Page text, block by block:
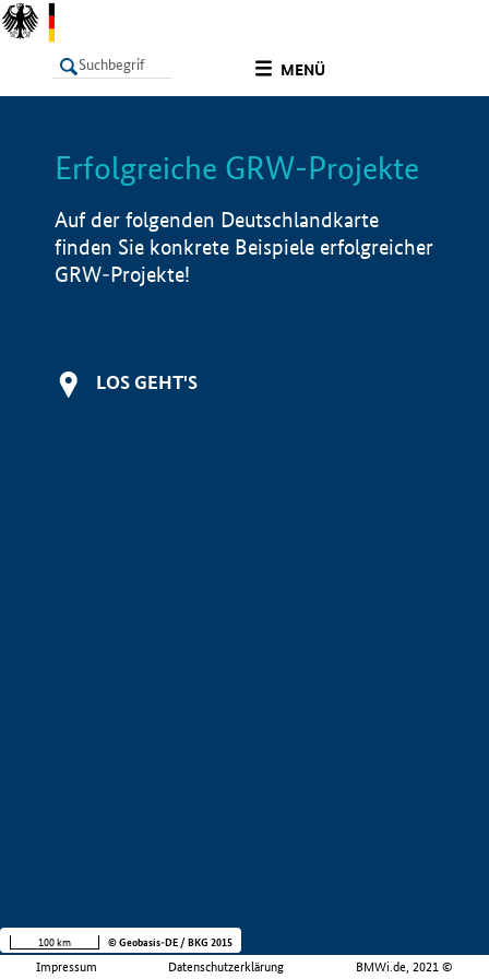
MENÜ
LISTE Info
Erfolgreiche GRW-Projekte
Auf der folgenden Deutschlandkarte
finden Sie konkrete Beispiele erfolgreicher
GRW-Projekte!
LOS GEHT'S
Impressum Datenschutzerklärung BMWi.de, 2021 ©
100 km © Geobasis-DE / BKG 2015